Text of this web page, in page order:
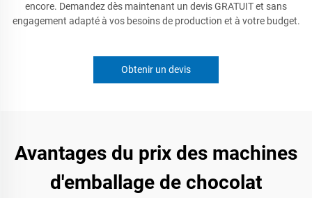
encore. Demandez dès maintenant un devis GRATUIT et sans
engagement adapté à vos besoins de production et à votre budget.
Obtenir un devis
Avantages du prix des machines
d'emballage de chocolat